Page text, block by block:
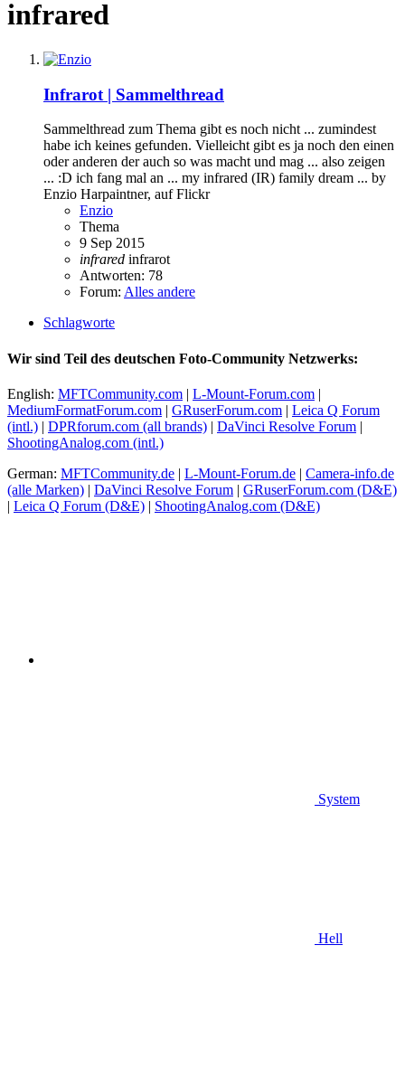
infrared
Infrarot | Sammelthread
Sammelthread zum Thema gibt es noch nicht ... zumindest
habe ich keines gefunden. Vielleicht gibt es ja noch den einen
oder anderen der auch so was macht und mag ... also zeigen
... :D ich fang mal an ... my infrared (IR) family dream ... by
Enzio Harpaintner, auf Flickr
Enzio
Thema
9 Sep 2015
infrared infrarot
Antworten: 78
Forum: Alles andere
Schlagworte
Wir sind Teil des deutschen Foto-Community Netzwerks:
English: MFTCommunity.com | L-Mount-Forum.com |
MediumFormatForum.com | GRuserForum.com | Leica Q Forum
(intl.) | DPRforum.com (all brands) | DaVinci Resolve Forum |
ShootingAnalog.com (intl.)
German: MFTCommunity.de | L-Mount-Forum.de | Camera-info.de
(alle Marken) | DaVinci Resolve Forum | GRuserForum.com (D&E)
| Leica Q Forum (D&E) | ShootingAnalog.com (D&E)
System
Hell